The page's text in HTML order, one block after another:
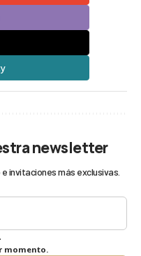
newsletter
invitaciones más exclusivas.
momento.